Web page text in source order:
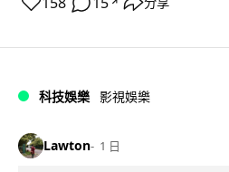
科技娛樂 影視娛樂
Lawton 1 日